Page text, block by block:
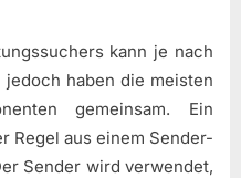
kann je nach
haben die meisten
gemeinsam. Ein
Regel aus einem Sender-
Sender wird verwendet,